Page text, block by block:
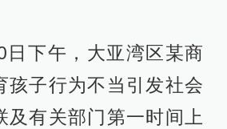
日下午，大亚湾区某商
孩子行为不当引发社会
及有关部门第一时间上